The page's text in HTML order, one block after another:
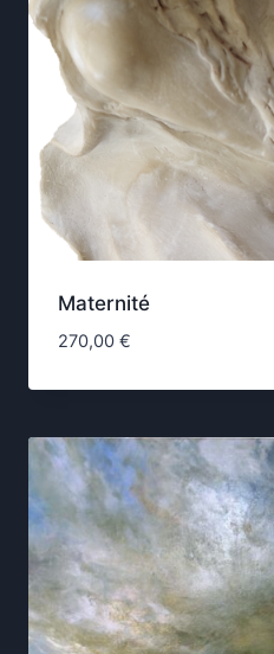
Maternité
270,00 €